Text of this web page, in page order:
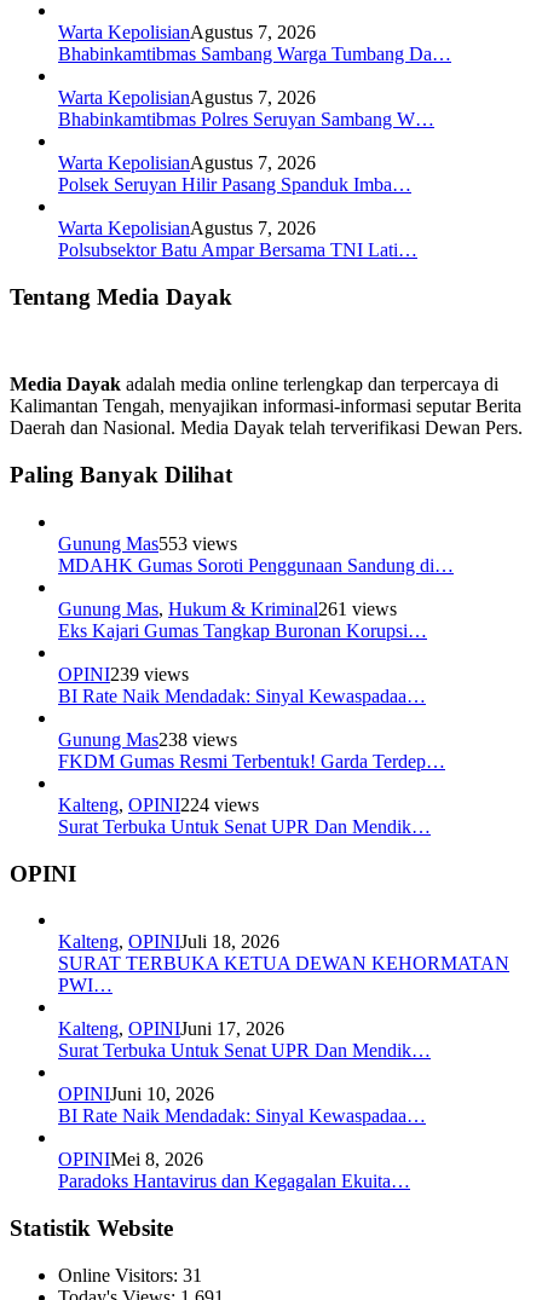
Warta KepolisianAgustus 7, 2026
Bhabinkamtibmas Sambang Warga Tumbang Da…
Warta KepolisianAgustus 7, 2026
Bhabinkamtibmas Polres Seruyan Sambang W…
Warta KepolisianAgustus 7, 2026
Polsek Seruyan Hilir Pasang Spanduk Imba…
Warta KepolisianAgustus 7, 2026
Polsubsektor Batu Ampar Bersama TNI Lati…
Tentang Media Dayak
Media Dayak adalah media online terlengkap dan terpercaya di
Kalimantan Tengah, menyajikan informasi-informasi seputar Berita
Daerah dan Nasional. Media Dayak telah terverifikasi Dewan Pers.
Paling Banyak Dilihat
Gunung Mas553 views
MDAHK Gumas Soroti Penggunaan Sandung di…
Gunung Mas, Hukum & Kriminal261 views
Eks Kajari Gumas Tangkap Buronan Korupsi…
OPINI239 views
BI Rate Naik Mendadak: Sinyal Kewaspadaa…
Gunung Mas238 views
FKDM Gumas Resmi Terbentuk! Garda Terdep…
Kalteng, OPINI224 views
Surat Terbuka Untuk Senat UPR Dan Mendik…
OPINI
Kalteng, OPINIJuli 18, 2026
SURAT TERBUKA KETUA DEWAN KEHORMATAN
PWI…
Kalteng, OPINIJuni 17, 2026
Surat Terbuka Untuk Senat UPR Dan Mendik…
OPINIJuni 10, 2026
BI Rate Naik Mendadak: Sinyal Kewaspadaa…
OPINIMei 8, 2026
Paradoks Hantavirus dan Kegagalan Ekuita…
Statistik Website
Online Visitors: 31